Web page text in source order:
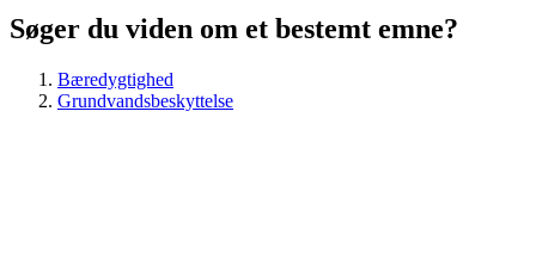
Søger du viden om et bestemt emne?
Bæredygtighed
Grundvandsbeskyttelse